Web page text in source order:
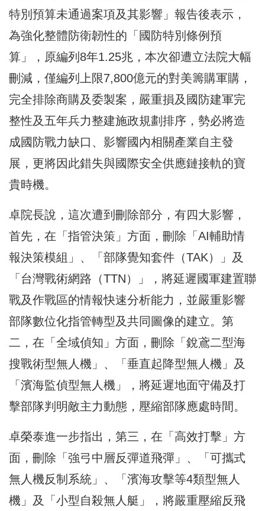
特別預算未通過案項及其影響」報告後表示，
為強化整體防衛韌性的「國防特別條例預
算」，原編列8年1.25兆，本次卻遭立法院大幅
刪減，僅編列上限7,800億元的對美籌購軍購，
完全排除商購及委製案，嚴重損及國防建軍完
整性及五年兵力整建施政規劃排序，勢必將造
成國防戰力缺口、影響國內相關產業自主發
展，更將因此錯失與國際安全供應鏈接軌的寶
貴時機。
卓院長說，這次遭到刪除部分，有四大影響，
首先，在「指管決策」方面，刪除「AI輔助情
報決策模組」、「部隊覺知套件（TAK）」及
「台灣戰術網路（TTN）」，將延遲國軍建置聯
戰及作戰區的情報快速分析能力，並嚴重影響
部隊數位化指管轉型及共同圖像的建立。第
二，在「全域偵知」方面，刪除「銳鳶二型海
搜戰術型無人機」、「垂直起降型無人機」及
「濱海監偵型無人機」，將延遲地面守備及打
擊部隊判明敵主力動態，壓縮部隊應處時間。
卓榮泰進一步指出，第三，在「高效打擊」方
面，刪除「強弓中層反彈道飛彈」、「可攜式
無人機反制系統」、「濱海攻擊等4類型無人
機」及「小型自殺無人艇」，將嚴重壓縮反飛